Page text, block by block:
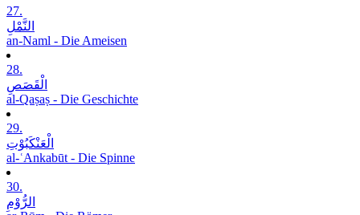
27.
النَّمْلِ
an-Naml - Die Ameisen
28.
الْقَصَصِ
al-Qaṣaṣ - Die Geschichte
29.
الْعَنْکَبُوْتِ
al-ʿAnkabūt - Die Spinne
30.
الرُّوْمِ